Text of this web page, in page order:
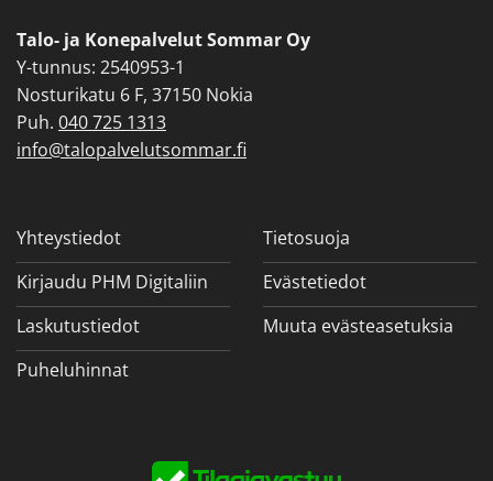
Talo- ja Konepalvelut Sommar Oy
Y-tunnus: 2540953-1
Nosturikatu 6 F, 37150 Nokia
Puh. 040 725 1313
info@talopalvelutsommar.fi
Yhteystiedot
Kirjaudu PHM Digitaliin
Laskutustiedot
Puheluhinnat
Tietosuoja
Evästetiedot
Muuta evästeasetuksia